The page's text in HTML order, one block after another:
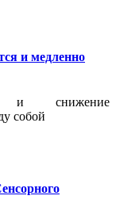
и медленно
и снижение
собой